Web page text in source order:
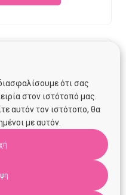
€10.00.
ότι σας
στον ιστότοπό μας.
αυτόν τον ιστότοπο, θα
με αυτόν.